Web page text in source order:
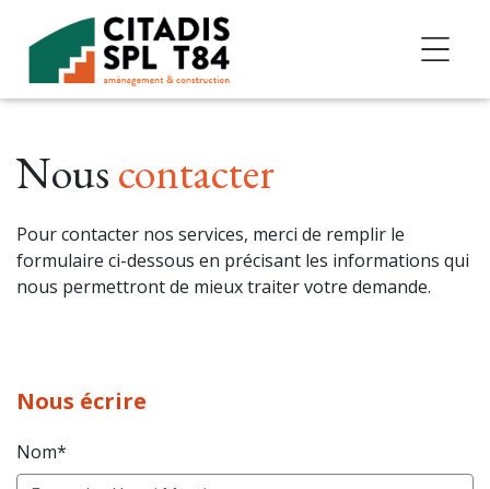
Accéder au contenu
Nouscontacter
Pour contacter nos services, merci de remplir le
formulaire ci-dessous en précisant les informations qui
nous permettront de mieux traiter votre demande.
Nous écrire
Nom*